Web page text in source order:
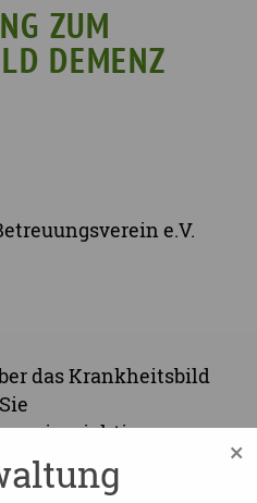
ZUM
DEMENZ
e.V.
das Krankheitsbild
wichtige
in Dresden.
erhalten Sie eine
×